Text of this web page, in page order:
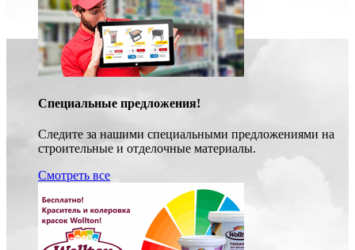
Специальные предложения!
Следите за нашими специальными предложениями на
строительные и отделочные материалы.
Смотреть все